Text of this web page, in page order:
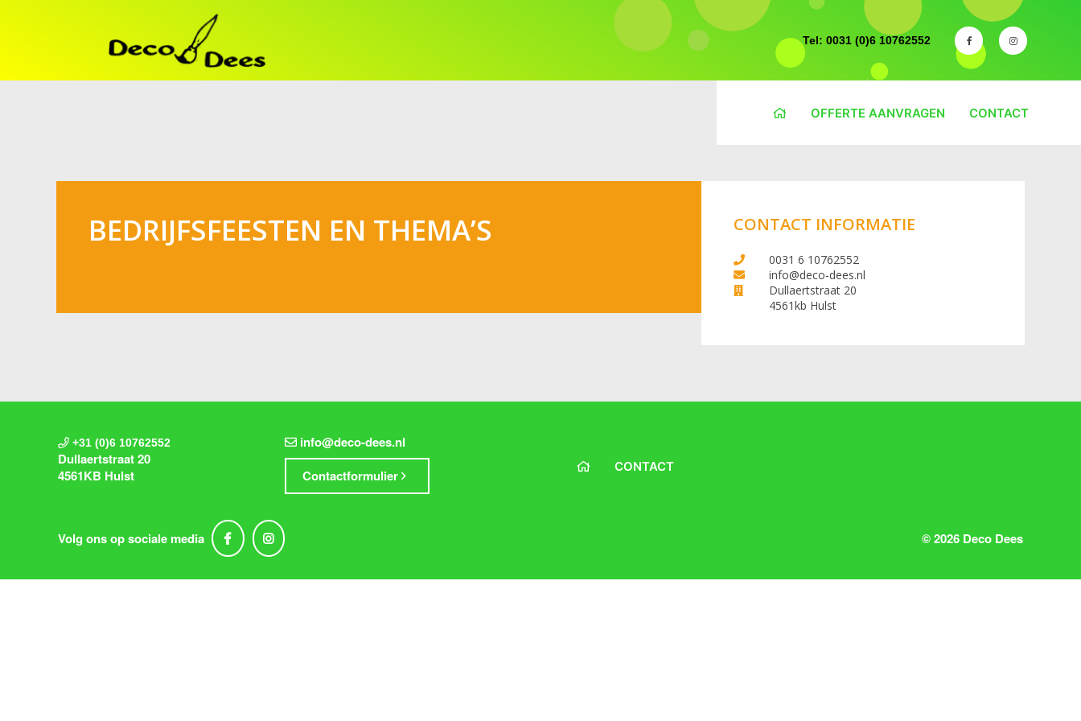
Tel: 0031 (0)6 10762552
OFFERTE AANVRAGEN CONTACT
BEDRIJFSFEESTEN EN THEMA’S CONTACT INFORMATIE
0031 6 10762552
info@deco-dees.nl
Dullaertstraat 20
4561kb Hulst
+31 (0)6 10762552
info@deco-dees.nl
Dullaertstraat 20
4561KB Hulst
Contactformulier
CONTACT
Volg ons op sociale media © 2026 Deco Dees